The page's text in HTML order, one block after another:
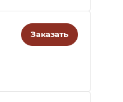
Заказать